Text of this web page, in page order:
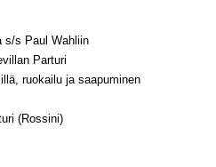
s/s Paul Wahliin
Parturi
ruokailu ja saapuminen
(Rossini)